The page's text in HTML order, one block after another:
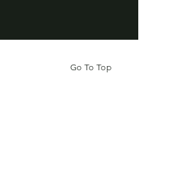
Go To Top